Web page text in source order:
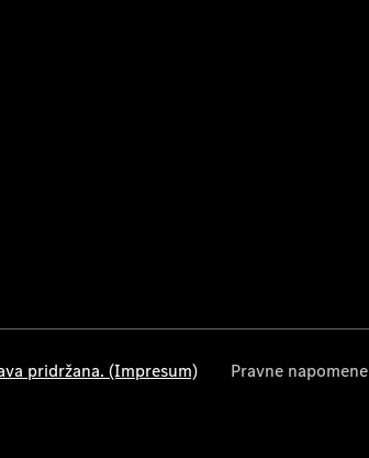
pridržana. (Impresum) Pravne napomene